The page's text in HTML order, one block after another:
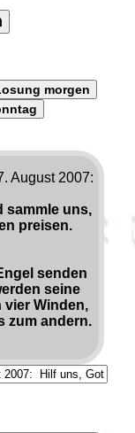
morgen
August 2007:
sammle uns,
preisen.
senden
seine
vier Winden,
zum andern.